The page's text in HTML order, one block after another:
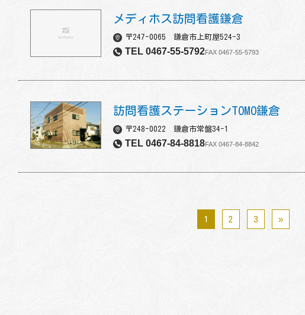
メディホス訪問看護鎌倉
〒247-0065 鎌倉市上町屋524-3
TEL 0467-55-5792FAX 0467-55-5793
訪問看護ステーションTOMO鎌倉
〒248-0022 鎌倉市常盤34-1
TEL 0467-84-8818FAX 0467-84-8842
1 2 3 »